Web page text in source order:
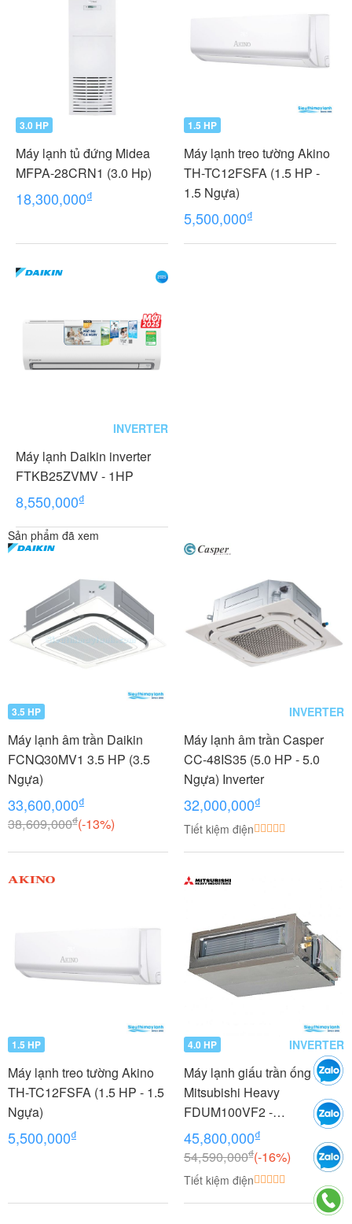
3.0 HP
Máy lạnh tủ đứng Midea
MFPA-28CRN1 (3.0 Hp)
18,300,000₫
1.5 HP
Máy lạnh treo tường Akino
TH-TC12FSFA (1.5 HP -
1.5 Ngựa)
5,500,000₫
INVERTER
Máy lạnh Daikin inverter
FTKB25ZVMV - 1HP
8,550,000₫
Sản phẩm đã xem
3.5 HP
Máy lạnh âm trần Daikin
FCNQ30MV1 3.5 HP (3.5
Ngựa)
33,600,000₫
38,609,000₫(-13%)
INVERTER
Máy lạnh âm trần Casper
CC-48IS35 (5.0 HP - 5.0
Ngựa) Inverter
32,000,000₫
Tiết kiệm điện
1.5 HP
Máy lạnh treo tường Akino
TH-TC12FSFA (1.5 HP - 1.5
Ngựa)
5,500,000₫
4.0 HP INVERTER
Máy lạnh giấu trần ống gió
Mitsubishi Heavy
FDUM100VF2 -
FDC100VNP 4.0 HP (4
Ngựa) Inverter
45,800,000₫
54,590,000₫(-16%)
Tiết kiệm điện